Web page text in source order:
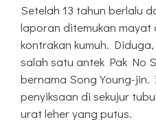
Setelah 13 tahun berlalu
laporan ditemukan mayat
kontrakan kumuh.
salah satu antek Pak No
bernama Song Young-
penyiksaan di sekujur
urat leher yang putus.